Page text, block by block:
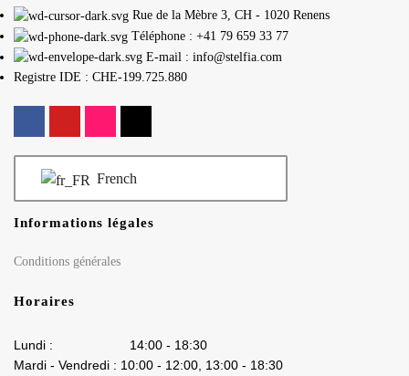
Rue de la Mèbre 3, CH - 1020 Renens
Téléphone : +41 79 659 33 77
E-mail : info@stelfia.com
Registre IDE : CHE-199.725.880
French
Informations légales
Conditions générales
Horaires
Lundi : 14:00 - 18:30
Mardi - Vendredi : 10:00 - 12:00, 13:00 - 18:30